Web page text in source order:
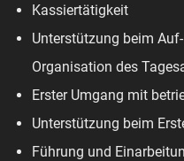
Kassiertätigkeit
Unterstützung beim
Organisation des
Erster Umgang mit
Unterstützung beim
Führung und